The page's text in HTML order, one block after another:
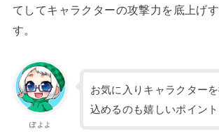
てしてキャラクターの攻撃力を底上げ
す。
ぽよよ
お気に入りキャラクター
込めるのも嬉しいポイント